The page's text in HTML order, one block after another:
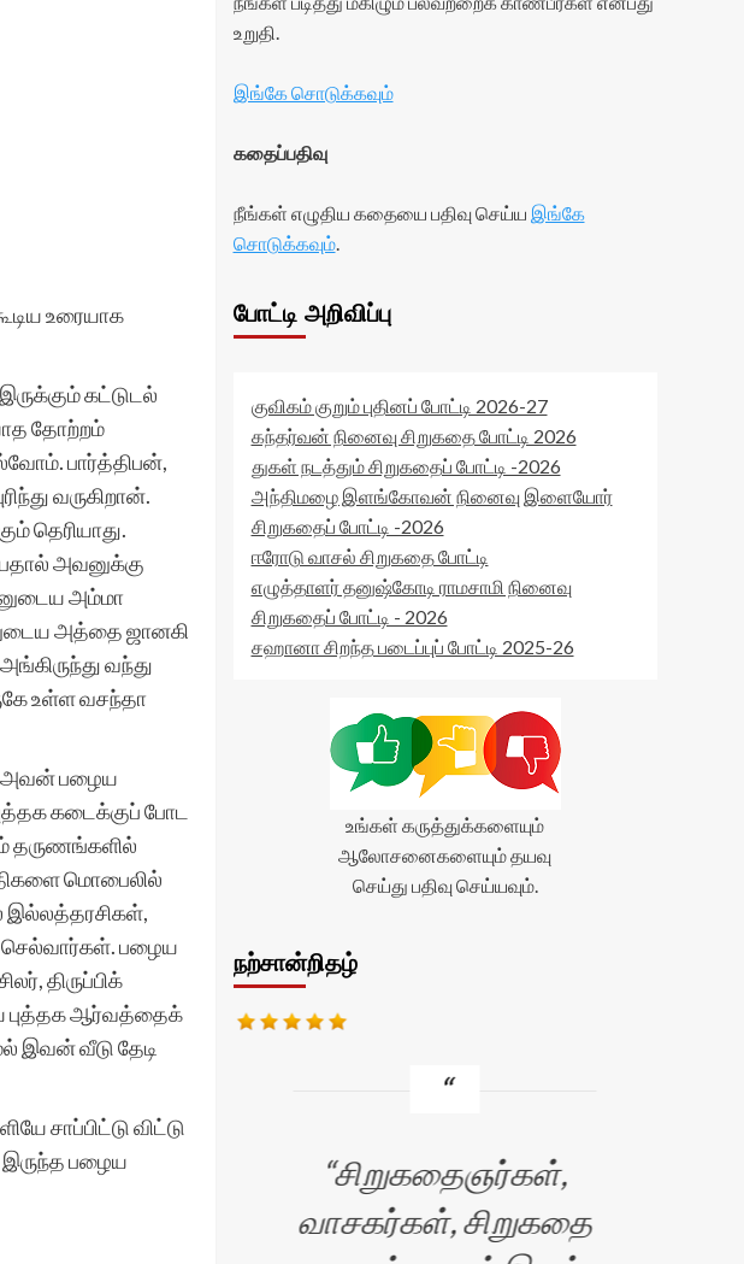
உரையாக
கட்டுடல்
தோற்றம்
பார்த்திபன்,
வருகிறான்.
தெரியாது.
அவனுக்கு
அம்மா
அத்தை ஜானகி
வந்து
உள்ள வசந்தா
அவன் பழைய
கடைக்குப் போட
தருணங்களில்
மொபைலில்
இல்லத்தரசிகள்,
செல்வார்கள். பழைய
திருப்பிக்
புத்தக ஆர்வத்தைக்
இவன் வீடு தேடி
சாப்பிட்டு விட்டு
இருந்த பழைய
உறுதி.
இங்கே சொடுக்கவும்
கதைப்பதிவு
நீங்கள் எழுதிய கதையை பதிவு செய்ய இங்கே
சொடுக்கவும்.
போட்டி அறிவிப்பு
குவிகம் குறும் புதினப் போட்டி 2026-27
கந்தர்வன் நினைவு சிறுகதை போட்டி 2026
துகள் நடத்தும் சிறுகதைப் போட்டி -2026
அந்திமழை இளங்கோவன் நினைவு இளையோர்
சிறுகதைப் போட்டி -2026
ஈரோடு வாசல் சிறுகதை போட்டி
எழுத்தாளர் தனுஷ்கோடி ராமசாமி நினைவு
சிறுகதைப் போட்டி - 2026
சஹானா சிறந்த படைப்புப் போட்டி 2025-26
உங்கள் கருத்துக்களையும்
ஆலோசனைகளையும் தயவு
செய்து பதிவு செய்யவும்.
நற்சான்றிதழ்
வளர்ந்து
சிறுகதைஞர்கள்,
வாசகர்கள், சிறுகதை